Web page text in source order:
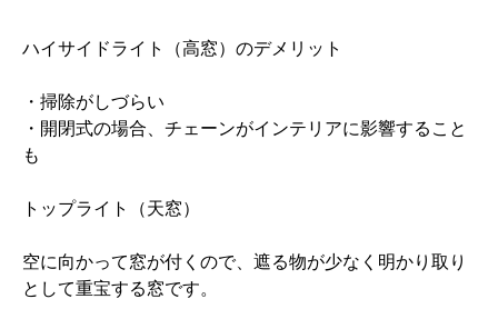
ハイサイドライト（高窓）のデメリット
・掃除がしづらい
・開閉式の場合、チェーンがインテリアに影響すること
も
トップライト（天窓）
空に向かって窓が付くので、遮る物が少なく明かり取り
として重宝する窓です。